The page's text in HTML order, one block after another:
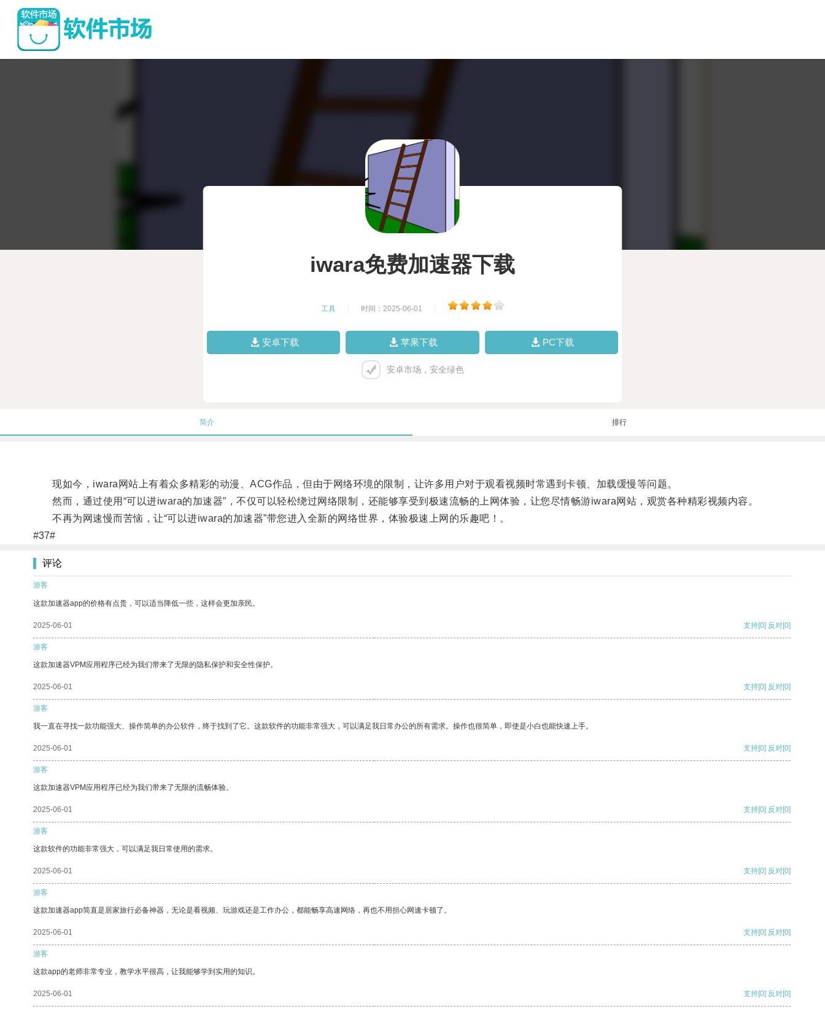
iwara免费加速器下载
工具 时间：2025-06-01
安卓下载 苹果下载 PC下载
安卓市场，安全绿色
简介 排行
现如今，iwara网站上有着众多精彩的动漫、ACG作品，但由于网络环境的限制，让许多用户对于观看视频时常遇到卡顿、加载缓慢等问题。
然而，通过使用“可以进iwara的加速器”，不仅可以轻松绕过网络限制，还能够享受到极速流畅的上网体验，让您尽情畅游iwara网站，观赏各种精彩视频内容。
不再为网速慢而苦恼，让“可以进iwara的加速器”带您进入全新的网络世界，体验极速上网的乐趣吧！。
#37#
评论
游客
这款加速器app的价格有点贵，可以适当降低一些，这样会更加亲民。
2025-06-01 支持[0] 反对[0]
游客
这款加速器VPM应用程序已经为我们带来了无限的隐私保护和安全性保护。
2025-06-01 支持[0] 反对[0]
游客
我一直在寻找一款功能强大、操作简单的办公软件，终于找到了它。这款软件的功能非常强大，可以满足我日常办公的所有需求。操作也很简单，即使是小白也能快速上手。
2025-06-01 支持[0] 反对[0]
游客
这款加速器VPM应用程序已经为我们带来了无限的流畅体验。
2025-06-01 支持[0] 反对[0]
游客
这款软件的功能非常强大，可以满足我日常使用的需求。
2025-06-01 支持[0] 反对[0]
游客
这款加速器app简直是居家旅行必备神器，无论是看视频、玩游戏还是工作办公，都能畅享高速网络，再也不用担心网速卡顿了。
2025-06-01 支持[0] 反对[0]
游客
这款app的老师非常专业，教学水平很高，让我能够学到实用的知识。
2025-06-01 支持[0] 反对[0]